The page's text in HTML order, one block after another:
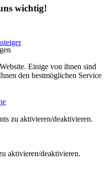
wichtig!
Einige von ihnen sind
den bestmöglichen Service
zu aktivieren/deaktivieren.
aktivieren/deaktivieren.